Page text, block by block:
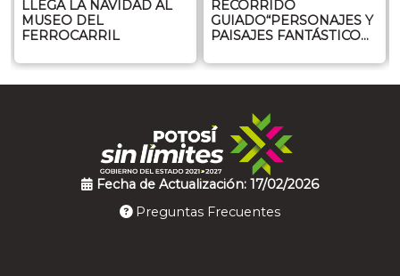
LLEGA LA NAVIDAD AL
MUSEO DEL
FERROCARRIL
RECORRIDO
GUIADO“PERSONAJES Y
PAISAJES FANTÁSTICO…
Fecha de Actualización: 17/02/2026
Preguntas Frecuentes